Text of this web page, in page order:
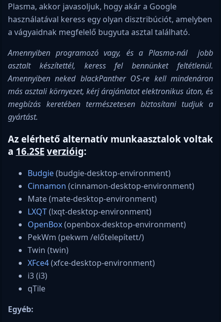
Plasma, akkor javasoljuk, hogy akár a Google
használatával keress egy olyan disztribúciót, amelyben
a vágyaidnak megfelelő bugyuta asztal található.
Amennyiben programozó vagy, és a Plasma-nál jobb
asztalt készítettél, keress fel bennünket feltétlenül.
Amennyiben neked blackPanther OS-re kell mindenáron
más asztali környezet, kérj árajánlatot elektronikus úton, és
megbízás keretében természetesen biztosítani tudjuk a
gyártást.
Az elérhető alternatív munkaasztalok voltak
a 16.2SE verzióig:
Budgie(budgie-desktop-environment)
Cinnamon (cinnamon-desktop-environment)
Mate (mate-desktop-environment)
LXQT(lxqt-desktop-environment)
OpenBox(openbox-desktop-environment)
PekWm (pekwm /előtelepített/)
Twin (twin)
XFce4(xfce-desktop-environment)
i3 (i3)
qTile
Egyéb: